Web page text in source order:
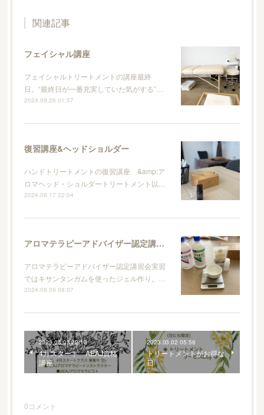
関連記事
フェイシャル講座
フェイシャルトリートメントの講座最終
日。“最終日が一番充実していた気がする”…
2024.09.26 01:57
復習講座&ヘッドショルダー
ハンドトリートメントの復習講座 &amp;ア
ロマヘッド・ショルダートリートメント以…
2024.09.17 22:04
アロマテラピーアドバイザー認定講習会
アロマテラピーアドバイザー認定講習会実習
ではキサンタンガムを使ったジェル作り。…
2024.08.09 08:07
2023.03.03 22:13
4月スタート AEAJ資格
講座
2023.03.02 05:56
トリートメントがお得な
日
0コメント